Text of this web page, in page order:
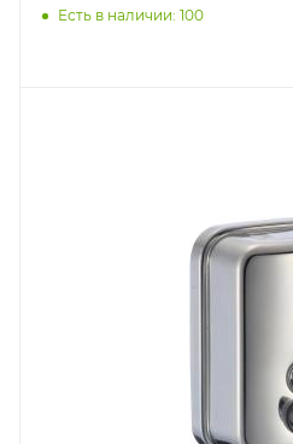
Есть в наличии: 100